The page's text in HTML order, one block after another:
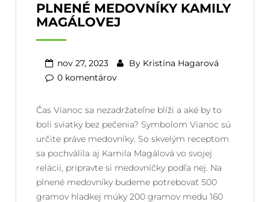
PLNENÉ MEDOVNÍKY KAMILY
MAGÁLOVEJ
nov 27, 2023 By Kristína Hagarová
0 komentárov
Čas Vianoc sa nezadržateľne blíži a aké by to
boli sviatky bez pečenia? Symbolom Vianoc sú
určite práve medovníky. So skvelým receptom
sa pochválila aj Kamila Magálová vo svojej
relácii, pripravte si medovníčky podľa nej. Na
plnené medovníky budeme potrebovať 500
gramov hladkej múky 200 gramov medu 160